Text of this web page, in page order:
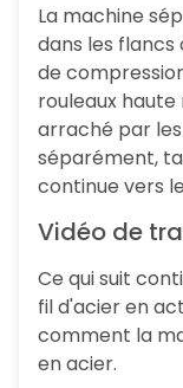
La machine
dans les
de
rouleaux haute
arraché par
séparément,
continue vers
Vidéo de
Ce qui suit
fil d'acier en
comment la
en acier.